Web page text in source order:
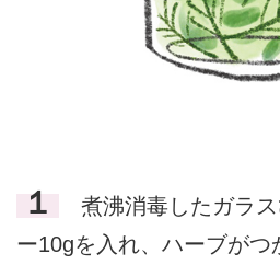
１
煮沸消毒したガラス
ー10gを入れ、ハーブが